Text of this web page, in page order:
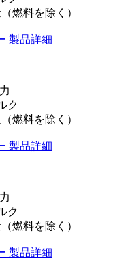
燃料を除く）
製品詳細
ク
燃料を除く）
製品詳細
ク
燃料を除く）
製品詳細